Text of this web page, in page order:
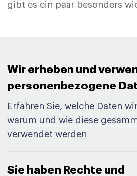
gibt es ein paar besonders
Wir erheben und
personenbezogene
Erfahren Sie, welche Daten
warum und wie diese
verwendet werden
Sie haben Rechte und